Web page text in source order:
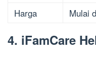
Harga Mulai
4. iFamCare